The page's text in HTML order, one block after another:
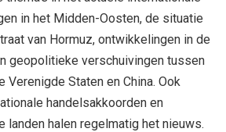
in het Midden-Oosten, de situatie
van Hormuz, ontwikkelingen in de
geopolitieke verschuivingen tussen
Verenigde Staten en China. Ook
handelsakkoorden en
landen halen regelmatig het nieuws.